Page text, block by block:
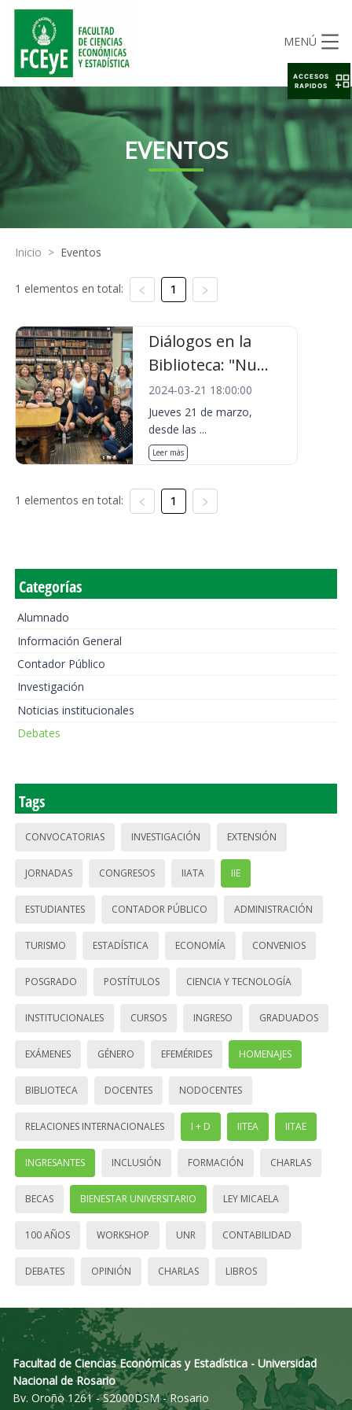
MENÚ
EVENTOS
Inicio > Eventos
1 elementos en total: 1
Diálogos en la
Biblioteca: "Nu...
2024-03-21 18:00:00
Jueves 21 de marzo,
desde las ...
Leer más
1 elementos en total: 1
Categorías
Alumnado
Información General
Contador Público
Investigación
Noticias institucionales
Debates
Tags
CONVOCATORIAS INVESTIGACIÓN EXTENSIÓN
JORNADAS CONGRESOS IIATA IIE
ESTUDIANTES CONTADOR PÚBLICO ADMINISTRACIÓN
TURISMO ESTADÍSTICA ECONOMÍA CONVENIOS
POSGRADO POSTÍTULOS CIENCIA Y TECNOLOGÍA
INSTITUCIONALES CURSOS INGRESO GRADUADOS
EXÁMENES GÉNERO EFEMÉRIDES HOMENAJES
BIBLIOTECA DOCENTES NODOCENTES
RELACIONES INTERNACIONALES I + D IITEA IITAE
INGRESANTES INCLUSIÓN FORMACIÓN CHARLAS
BECAS BIENESTAR UNIVERSITARIO LEY MICAELA
100 AÑOS WORKSHOP UNR CONTABILIDAD
DEBATES OPINIÓN CHARLAS LIBROS
Facultad de Ciencias Económicas y Estadística - Universidad
Nacional de Rosario
Bv. Oroño 1261 - S2000DSM - Rosario
ACCESOS
RAPIDOS